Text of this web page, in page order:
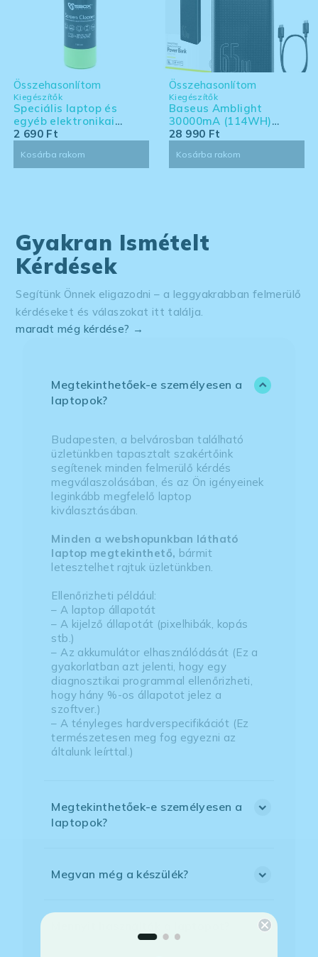
Kiegészítők
Speciális laptop és
egyéb elektronikai
eszköz tisztító készlet -
Összehasonlítom
2 690 Ft
Kosárba rakom
Kiegészítők
Baseus Amblight
30000mA (114WH)
powerbank - Laptoppal
Összehasonlítom
28 990 Ft
Kosárba rakom
Gyakran Ismételt
Kérdések
Segítünk Önnek eligazodni – a leggyakrabban felmerülő
kérdéseket és válaszokat itt találja.
maradt még kérdése? →
Megtekinthetőek-e személyesen a
laptopok?
Budapesten, a belvárosban található
üzletünkben tapasztalt szakértőink
segítenek minden felmerülő kérdés
megválaszolásában, és az Ön igényeinek
leginkább megfelelő laptop
kiválasztásában.
Minden a webshopunkban látható
laptop megtekinthető, bármit
letesztelhet rajtuk üzletünkben.
Ellenőrizheti például:
– A laptop állapotát
– A kijelző állapotát (pixelhibák, kopás
stb.)
– Az akkumulátor elhasználódását (Ez a
gyakorlatban azt jelenti, hogy egy
diagnosztikai programmal ellenőrizheti,
hogy hány %-os állapotot jelez a
szoftver.)
– A tényleges hardverspecifikációt (Ez
természetesen meg fog egyezni az
általunk leírttal.)
Megtekinthetőek-e személyesen a
laptopok?
Megvan még a készülék?